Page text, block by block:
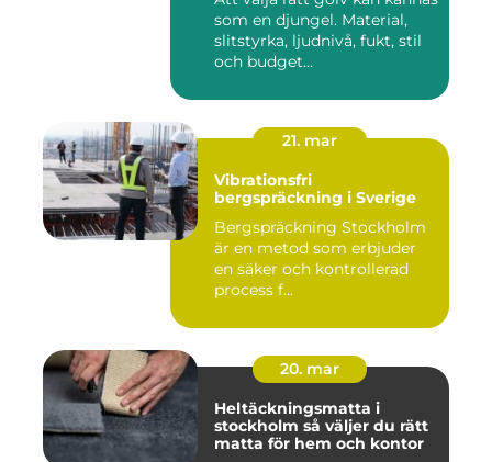
som en djungel. Material,
slitstyrka, ljudnivå, fukt, stil
och budget...
21. mar
Vibrationsfri
bergspräckning i Sverige
Bergspräckning Stockholm
är en metod som erbjuder
en säker och kontrollerad
process f...
20. mar
Heltäckningsmatta i
stockholm så väljer du rätt
matta för hem och kontor